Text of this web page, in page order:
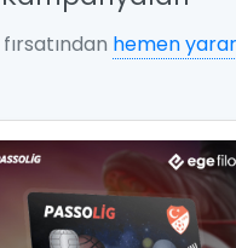
fırsatından hemen